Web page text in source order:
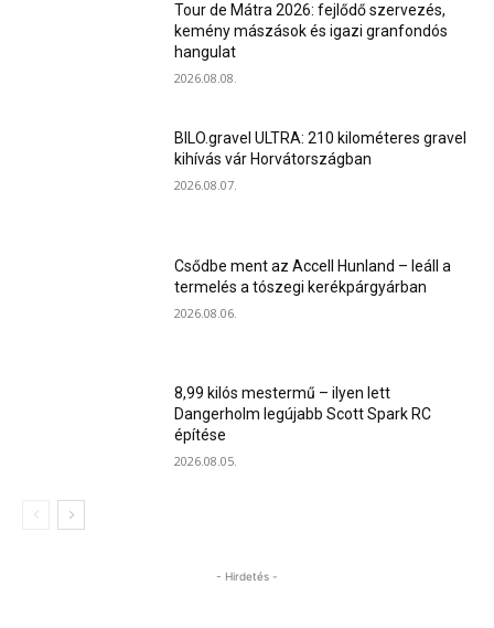
Tour de Mátra 2026: fejlődő szervezés,
kemény mászások és igazi granfondós
hangulat
2026.08.08.
BILO.gravel ULTRA: 210 kilométeres gravel
kihívás vár Horvátországban
2026.08.07.
Csődbe ment az Accell Hunland – leáll a
termelés a tószegi kerékpárgyárban
2026.08.06.
8,99 kilós mestermű – ilyen lett
Dangerholm legújabb Scott Spark RC
építése
2026.08.05.
- Hirdetés -